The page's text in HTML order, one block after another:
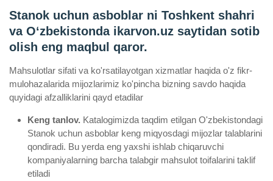
Stanok uchun asboblar ni Toshkent shahri
va Oʻzbekistonda ikarvon.uz saytidan sotib
olish eng maqbul qaror.
Mahsulotlar sifati va ko'rsatilayotgan xizmatlar haqida o'z fikr-
mulohazalarida mijozlarimiz ko'pincha bizning savdo haqida
quyidagi afzalliklarini qayd etadilar
Keng tanlov. Katalogimizda taqdim etilgan O'zbekistondagi
Stanok uchun asboblar keng miqyosdagi mijozlar talablarini
qondiradi. Bu yerda eng yaxshi ishlab chiqaruvchi
kompaniyalarning barcha talabgir mahsulot toifalarini taklif
etiladi